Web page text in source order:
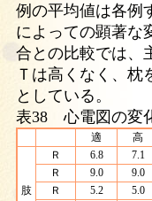
例の平均値は各例
によっての顕著な
合との比較では、
Ｔは高くなく、枕
としている。
表38 心電図の変
適 高
肢
Ｒ 6.8 7.1
Ｒ
9.0 9.0
Ｒ
5.2 5.0